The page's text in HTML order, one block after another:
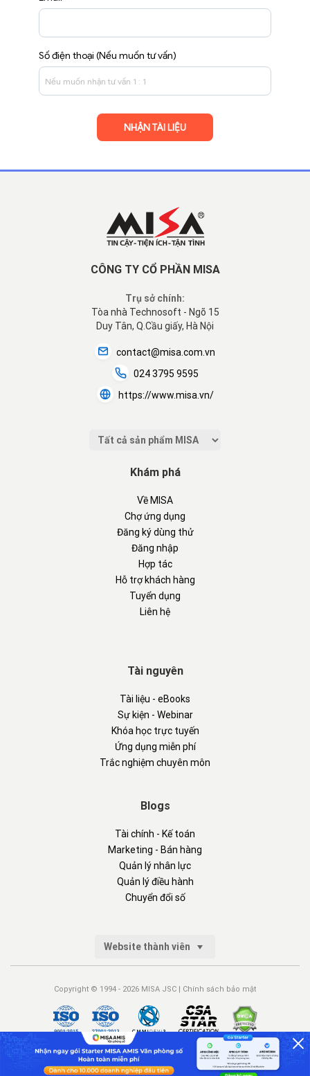
Số điện thoại (Nếu muốn tư vấn)
CÔNG TY CỔ PHẦN MISA
Trụ sở chính:
Tòa nhà Technosoft - Ngõ 15
Duy Tân, Q.Cầu giấy, Hà Nội
contact@misa.com.vn
024 3795 9595
https://www.misa.vn/
Khám phá
Về MISA
Chợ ứng dụng
Đăng ký dùng thử
Đăng nhập
Hợp tác
Hỗ trợ khách hàng
Tuyển dụng
Liên hệ
Tài nguyên
Tài liệu - eBooks
Sự kiện - Webinar
Khóa học trực tuyến
Ứng dụng miễn phí
Trắc nghiệm chuyên môn
Blogs
Tài chính - Kế toán
Marketing - Bán hàng
Quản lý nhân lực
Quản lý điều hành
Chuyển đổi số
Website thành viên
Copyright © 1994 - 2026 MISA JSC | Chính sách bảo mật